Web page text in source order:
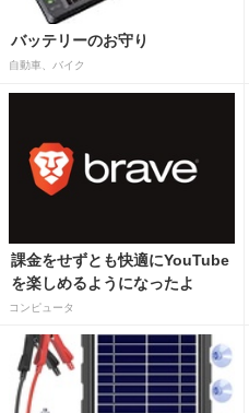
バッテリーのお守り
自動車、バイク
課金をせずとも快適にYouTube
を楽しめるようになったよ
コンピュータ